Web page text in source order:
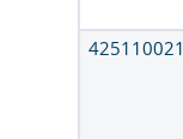
425110021